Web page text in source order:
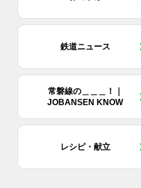
鉄道ニュース
常磐線の＿＿＿！｜
JOBANSEN KNOW
レシピ・献立